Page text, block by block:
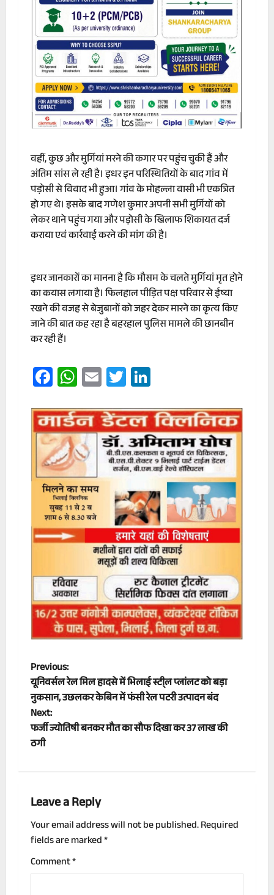
वहीं, कुछ और मुर्गियां मरने की कगार पर पहुंच चुकी हैं और
अंतिम सांस ले रही है। इधर इन परिस्थितियों के बाद गांव में
पड़ोसी से विवाद भी हुआ। गांव के मोहल्ला वासी भी एकत्रित
हो गए थे। इसके बाद गणेश कुमार अपनी सभी मुर्गियों को
लेकर थाने पहुंच गया और पड़ोसी के खिलाफ शिकायत दर्ज
कराया एवं कार्रवाई करने की मांग की है।
इधर जानकारों का मानना है कि मौसम के चलते मुर्गियां मृत होने
का कयास लगाया है। फिलहाल पीड़ित पक्ष परिवार से ईष्या
रखने की वजह से बेजुबानों को जहर देकर मारने का कृत्य किए
जाने की बात कह रहा है बहरहाल पुलिस मामले की छानबीन
कर रही हैं।
Facebook
WhatsApp
EmailTwitter
P
o
s
t
a
v
i
g
Previous:
यूनिवर्सल रेल मिल हादसे में भिलाई स्टी्ल प्लांलट को बड़ा
नुकसान, उछलकर केबिन में फंसी रेल पटरी उत्पादन बंद
Next:
फर्जी ज्योतिषी बनकर मौत का सौफ दिखा कर 37 लाख की
ठगी
Leave a Reply
Your email address will not be published.Required
fields are marked*
Comment*